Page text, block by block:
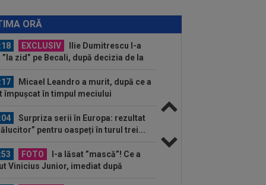
ORĂ
EXCLUSIV
Ilie Dumitrescu l-a
”la zid” pe Becali, după decizia de la
Micael Leandro a murit, după ce a
împușcat în timpul meciului
Surpriza serii în Europa: rezultat
pentru oaspeți în turul trei...
FOTO
I-a lăsat ”mască”! Ce a
Vinicius Junior, imediat după